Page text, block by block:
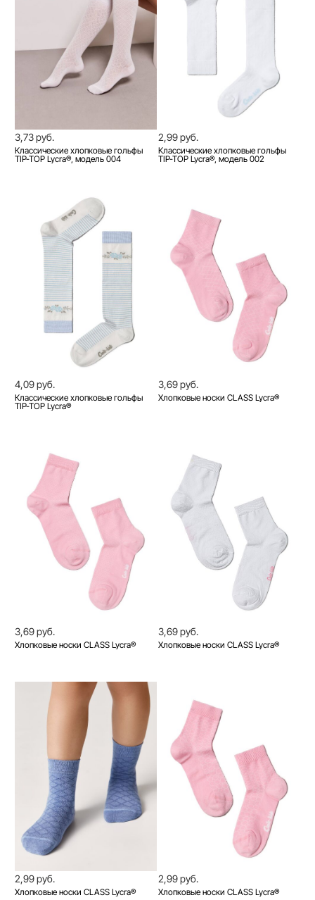
3,73 руб.
Классические хлопковые гольфы
TIP-TOP Lycra®, модель 004
2,99 руб.
Классические хлопковые гольфы
TIP-TOP Lycra®, модель 002
4,09 руб.
Классические хлопковые гольфы
TIP-TOP Lycra®
3,69 руб.
Хлопковые носки CLASS Lycra®
3,69 руб.
Хлопковые носки CLASS Lycra®
3,69 руб.
Хлопковые носки CLASS Lycra®
2,99 руб.
Хлопковые носки CLASS Lycra®
2,99 руб.
Хлопковые носки CLASS Lycra®